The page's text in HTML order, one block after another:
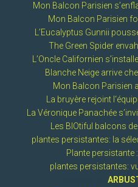
Mon Balcon Parisien
Mon Balcon Parisien
L’Eucalyptus Gunnii
The Green Spider
L’Oncle Californien
Blanche Neige arrive
Mon Balcon Parisien
La bruyère rejoint
La Véronique Panachée
Les BIOtiful balcons
plantes persistantes: la
Plante persistante :
plantes persistantes: